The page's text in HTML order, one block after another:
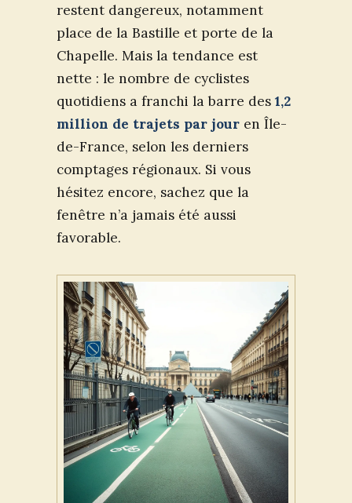
restent dangereux, notamment
place de la Bastille et porte de la
Chapelle. Mais la tendance est
nette : le nombre de cyclistes
quotidiens a franchi la barre des 1,2
million de trajets par jour en Île-
de-France, selon les derniers
comptages régionaux. Si vous
hésitez encore, sachez que la
fenêtre n’a jamais été aussi
favorable.